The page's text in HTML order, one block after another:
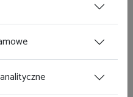
Pracy
i można ją wycofać lub
klikając w przycisk
Więcej informacji